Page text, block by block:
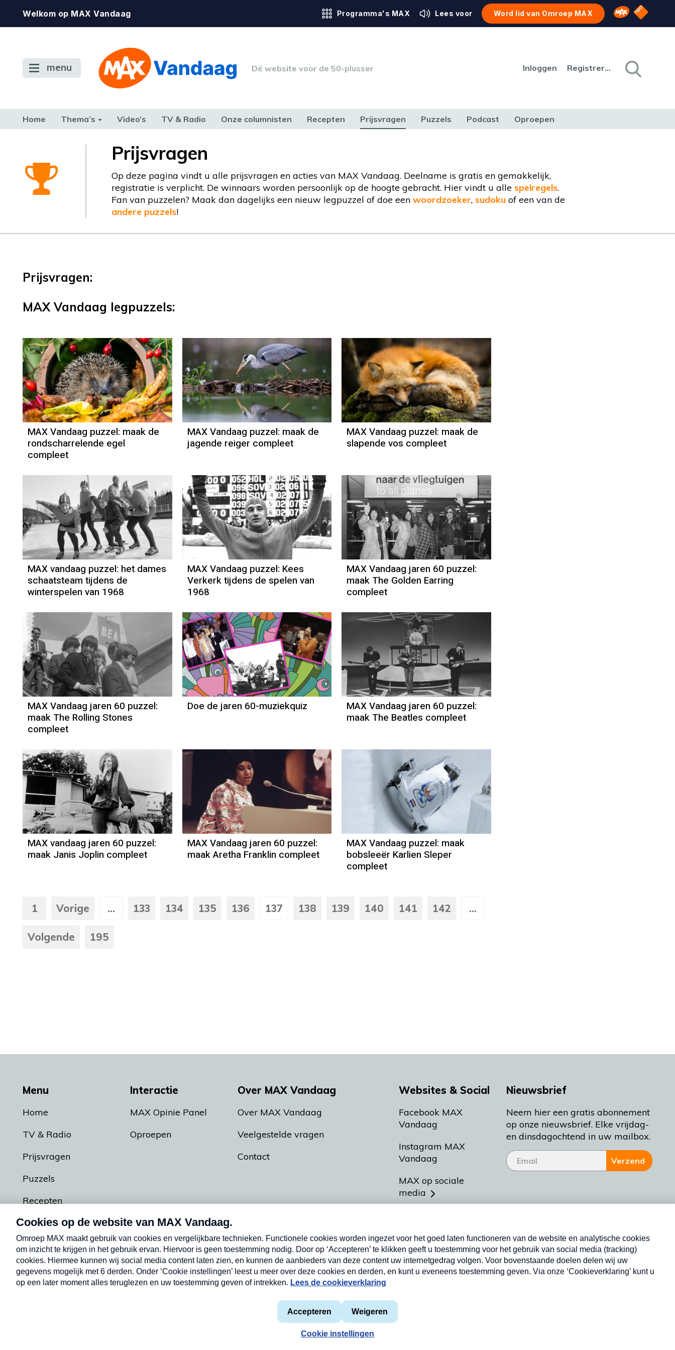
Welkom op MAX Vandaag Programma's MAX Lees voor Word lid van Omroep MAX Omroep MAX
NPO
menu Dé website voor de 50-plusser Inloggen Registreren
Home Thema’s Video’s TV & Radio Onze columnisten Recepten Prijsvragen Puzzels Podcast Oproepen
Prijsvragen
Op deze pagina vindt u alle prijsvragen en acties van MAX Vandaag. Deelname is gratis en gemakkelijk,
registratie is verplicht. De winnaars worden persoonlijk op de hoogte gebracht. Hier vindt u alle spelregels.
Fan van puzzelen? Maak dan dagelijks een nieuw legpuzzel of doe een woordzoeker, sudoku of een van de
andere puzzels!
Prijsvragen:
MAX Vandaag legpuzzels:
MAX Vandaag puzzel: maak de
rondscharrelende egel
compleet
MAX Vandaag puzzel: maak de
jagende reiger compleet
MAX Vandaag puzzel: maak de
slapende vos compleet
MAX vandaag puzzel: het dames
schaatsteam tijdens de
winterspelen van 1968
MAX Vandaag puzzel: Kees
Verkerk tijdens de spelen van
1968
MAX Vandaag jaren 60 puzzel:
maak The Golden Earring
compleet
MAX Vandaag jaren 60 puzzel:
maak The Rolling Stones
compleet
Doe de jaren 60-muziekquiz
MAX Vandaag jaren 60 puzzel:
maak The Beatles compleet
MAX vandaag jaren 60 puzzel:
maak Janis Joplin compleet
MAX Vandaag jaren 60 puzzel:
maak Aretha Franklin compleet
MAX Vandaag puzzel: maak
bobsleeër Karlien Sleper
compleet
1 Vorige ... 133 134 135 136 137 138 139 140 141 142 ...
Volgende 195
Menu
Home
TV & Radio
Prijsvragen
Puzzels
Recepten
Podcasts
Interactie
MAX Opinie Panel
Oproepen
Over MAX Vandaag
Over MAX Vandaag
Veelgestelde vragen
Contact
Websites & Social
Facebook MAX
Vandaag
Instagram MAX
Vandaag
MAX op sociale
media
Meldpunt Actueel
Heel Holland Bakt
Nieuwsbrief
Neem hier een gratis abonnement
op onze nieuwsbrief. Elke vrijdag-
en dinsdagochtend in uw mailbox.
Verzend
Privacyverklaring
Cookieverklaring
Nieuwsbrief
Neem hier een gratis abonnement op onze